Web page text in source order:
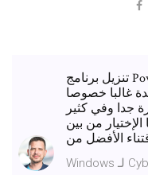
تنزيل برنامج PowerDirector للكمبيوتر مجانا. يعتبر
غالبا خصوصا
جدا وفي كثير
من بين
الأفضل من
‫قم بنتزيل Cyberlink PowerDirector365 لـ Windows